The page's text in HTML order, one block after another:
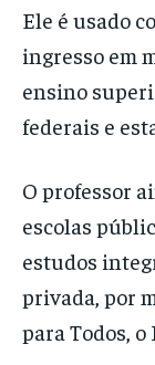
Ele é usado
ingresso em
ensino
federais e
O professor
escolas
estudos
privada, por
para Todos, o